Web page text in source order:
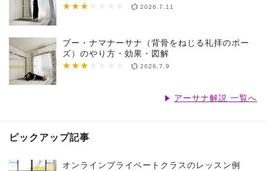
★★★
★★★★★★★ 2026.7.11
ブー・ナマナーサナ（背骨をねじる礼拝のポー
ズ）のやり方・効果・図解
★★★
★★★★★★★ 2026.7.9
アーサナ解説 一覧へ
ピックアップ記事
オンラインプライベートクラスのレッスン例